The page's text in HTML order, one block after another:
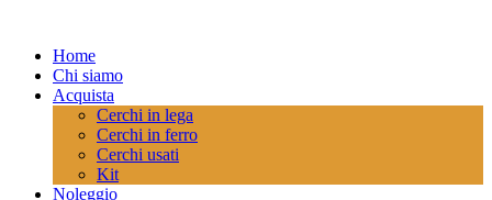
Home
Chi siamo
Acquista
Cerchi in lega
Cerchi in ferro
Cerchi usati
Kit
Noleggio